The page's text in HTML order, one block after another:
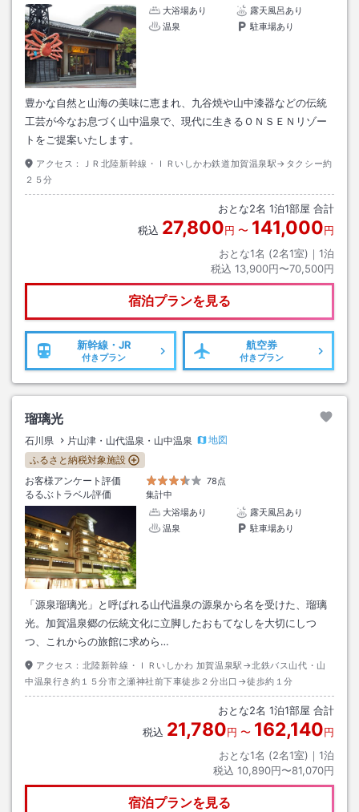
大浴場あり
露天風呂あり
温泉
駐車場あり
豊かな自然と山海の美味に恵まれ、九谷焼や山中漆器などの伝統
工芸が今なお息づく山中温泉で、現代に生きるＯＮＳＥＮリゾー
トをご提案いたします。
アクセス：
ＪＲ北陸新幹線・ＩＲいしかわ鉄道加賀温泉駅→タクシー約
２５分
おとな2名 1泊1部屋 合計
税込 27,800円 〜 141,000円
おとな1名 (2名1室)｜ 1泊
税込 13,900円〜70,500円
宿泊プランを見る
新幹線・JR
付きプラン
航空券
付きプラン
瑠璃光
石川県 片山津・山代温泉・山中温泉
地図
ふるさと納税対象施設
お客様アンケート評価
78点
るるぶトラベル評価
集計中
大浴場あり
露天風呂あり
温泉
駐車場あり
「源泉瑠璃光」と呼ばれる山代温泉の源泉から名を受けた、瑠璃
光。加賀温泉郷の伝統文化に立脚したおもてなしを大切にしつ
つ、これからの旅館に求めら…
アクセス： 北陸新幹線・ＩＲいしかわ 加賀温泉駅→北鉄バス山代・山
中温泉行き約１５分市之瀬神社前下車徒歩２分出口→徒歩約１分
おとな2名 1泊1部屋 合計
税込 21,780円 〜 162,140円
おとな1名 (2名1室)｜ 1泊
税込 10,890円〜81,070円
宿泊プランを見る